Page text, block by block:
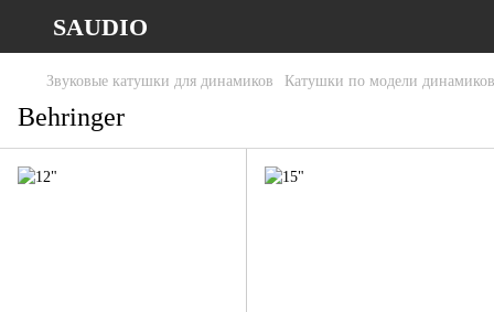
SAUDIO
Звуковые катушки для динамиков Катушки по модели динамиков
Behringer